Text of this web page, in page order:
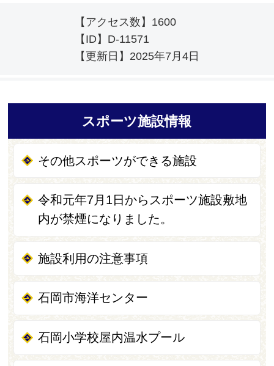
【アクセス数】 1600
【ID】 D-11571
【更新日】 2025年7月4日
スポーツ施設情報
その他スポーツができる施設
令和元年7月1日からスポーツ施設敷地
内が禁煙になりました。
施設利用の注意事項
石岡市海洋センター
石岡小学校屋内温水プール